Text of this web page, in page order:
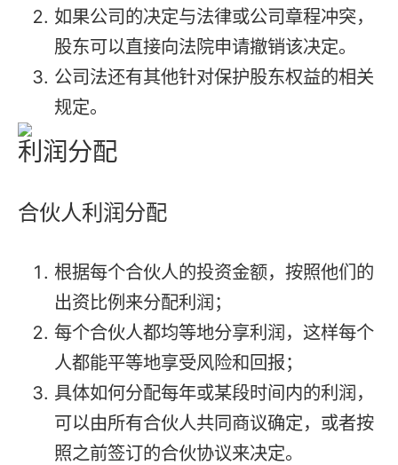
如果公司的决定与法律或公司章程冲突，
股东可以直接向法院申请撤销该决定。
公司法还有其他针对保护股东权益的相关
规定。
利润分配
合伙人利润分配
根据每个合伙人的投资金额，按照他们的
出资比例来分配利润；
每个合伙人都均等地分享利润，这样每个
人都能平等地享受风险和回报；
具体如何分配每年或某段时间内的利润，
可以由所有合伙人共同商议确定，或者按
照之前签订的合伙协议来决定。